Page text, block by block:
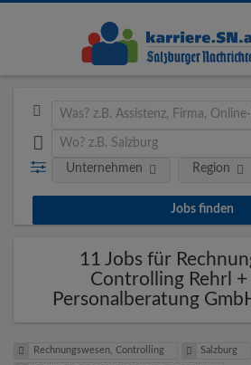
Unternehmen Region
11 Jobs für
Controlling Rehrl
Personalberatung
Rechnungswesen, Controlling Salzburg